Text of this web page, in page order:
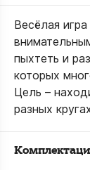
Весёлая
пыхтеть и
которых
Цель –
разных